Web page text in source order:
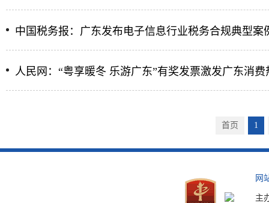
中国税务报：广东发布电子信息行业税务合规典型案
人民网：“粤享暖冬 乐游广东”有奖发票激发广东消费
首页 1
网
主